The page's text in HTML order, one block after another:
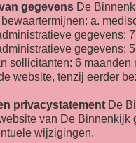
gegevens De
a.
gegevens:
gegevens:
sollicitanten: 6
website, tenzij eerder
privacystatement De
van De Binnenkijk
wijzigingen.